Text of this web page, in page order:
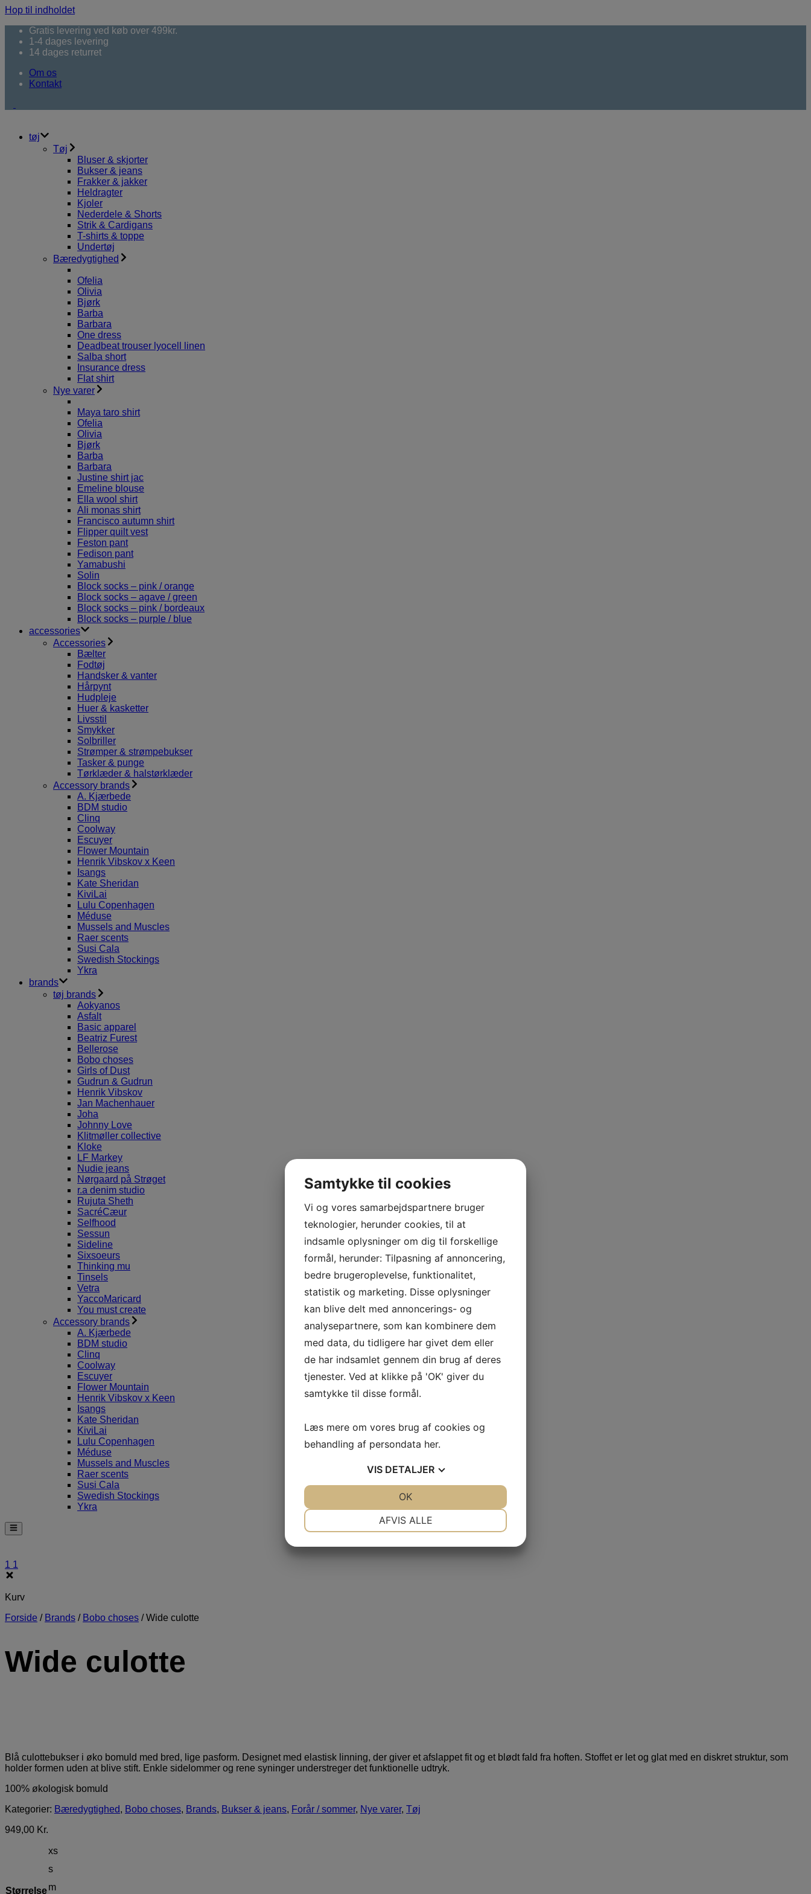
Hop til indholdet
Gratis levering ved køb over 499kr.
1-4 dages levering
14 dages returret
Om os
Kontakt
tøj
Tøj
Bluser & skjorter
Bukser & jeans
Frakker & jakker
Heldragter
Kjoler
Nederdele & Shorts
Strik & Cardigans
T-shirts & toppe
Undertøj
Bæredygtighed
Ofelia
Olivia
Bjørk
Barba
Barbara
One dress
Deadbeat trouser lyocell linen
Salba short
Insurance dress
Flat shirt
Nye varer
Maya taro shirt
Ofelia
Olivia
Bjørk
Barba
Barbara
Justine shirt jac
Emeline blouse
Ella wool shirt
Ali monas shirt
Francisco autumn shirt
Flipper quilt vest
Feston pant
Fedison pant
Yamabushi
Solin
Block socks – pink / orange
Block socks – agave / green
Block socks – pink / bordeaux
Block socks – purple / blue
accessories
Accessories
Bælter
Fodtøj
Handsker & vanter
Hårpynt
Hudpleje
Huer & kasketter
Livsstil
Smykker
Solbriller
Strømper & strømpebukser
Tasker & punge
Tørklæder & halstørklæder
Accessory brands
A. Kjærbede
BDM studio
Clinq
Coolway
Escuyer
Flower Mountain
Henrik Vibskov x Keen
Isangs
Kate Sheridan
KiviLai
Lulu Copenhagen
Méduse
Mussels and Muscles
Raer scents
Susi Cala
Swedish Stockings
Ykra
brands
tøj brands
Aokyanos
Asfalt
Basic apparel
Beatriz Furest
Bellerose
Bobo choses
Girls of Dust
Gudrun & Gudrun
Henrik Vibskov
Jan Machenhauer
Joha
Johnny Love
Klitmøller collective
Kloke
LF Markey
Nudie jeans
Nørgaard på Strøget
r.a denim studio
Rujuta Sheth
SacréCæur
Selfhood
Sessun
Sideline
Sixsoeurs
Thinking mu
Tinsels
Vetra
YaccoMaricard
You must create
Accessory brands
A. Kjærbede
BDM studio
Clinq
Coolway
Escuyer
Flower Mountain
Henrik Vibskov x Keen
Isangs
Kate Sheridan
KiviLai
Lulu Copenhagen
Méduse
Mussels and Muscles
Raer scents
Susi Cala
Swedish Stockings
Ykra
1 1
Kurv
Forside / Brands / Bobo choses /Wide culotte
Wide culotte
Blå culottebukser i øko bomuld med bred, lige pasform. Designet med elastisk linning, der giver et afslappet fit og et blødt fald fra hoften. Stoffet er let og glat med en diskret struktur, som
holder formen uden at blive stift. Enkle sidelommer og rene syninger understreger det funktionelle udtryk.
100% økologisk bomuld
Kategorier: Bæredygtighed, Bobo choses, Brands, Bukser & jeans, Forår / sommer, Nye varer, Tøj
949,00 Kr.
Størrelse
xs
s
m
Samtykke til cookies
Vi og vores samarbejdspartnere bruger
teknologier, herunder cookies, til at
indsamle oplysninger om dig til forskellige
formål, herunder: Tilpasning af annoncering,
bedre brugeroplevelse, funktionalitet,
statistik og marketing. Disse oplysninger
kan blive delt med annoncerings- og
analysepartnere, som kan kombinere dem
med data, du tidligere har givet dem eller
de har indsamlet gennem din brug af deres
tjenester. Ved at klikke på 'OK' giver du
samtykke til disse formål.
Læs mere om vores brug af cookies og
behandling af persondata her.
VIS DETALJER
AFVIS ALLE
OK